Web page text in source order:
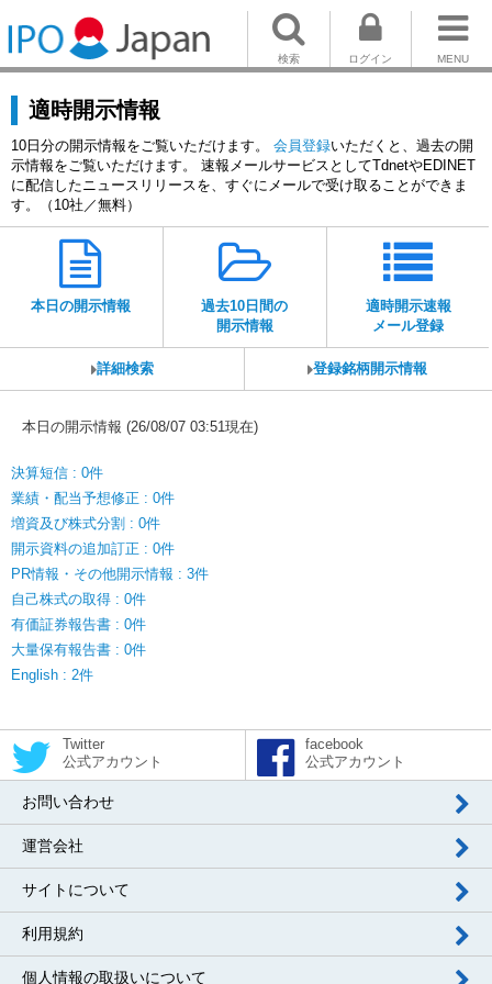
MENU
ログイン
検索
適時開示情報
10日分の開示情報をご覧いただけます。 会員登録いただくと、過去の開
示情報をご覧いただけます。 速報メールサービスとしてTdnetやEDINET
に配信したニュースリリースを、すぐにメールで受け取ることができま
す。（10社／無料）
本日の開示情報
過去10日間の
開示情報
適時開示速報
メール登録
詳細検索 登録銘柄開示情報
本日の開示情報 (26/08/07 03:51現在)
決算短信 : 0件
業績・配当予想修正 : 0件
増資及び株式分割 : 0件
開示資料の追加訂正 : 0件
PR情報・その他開示情報 : 3件
自己株式の取得 : 0件
有価証券報告書 : 0件
大量保有報告書 : 0件
English : 2件
Twitter
公式アカウント
facebook
公式アカウント
お問い合わせ
運営会社
サイトについて
利用規約
個人情報の取扱いについて